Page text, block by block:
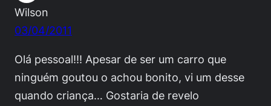
Wilson
03/04/2011
Olá pessoal!!! Apesar de ser um carro que
ninguém goutou o achou bonito, vi um desse
quando criança… Gostaria de revelo